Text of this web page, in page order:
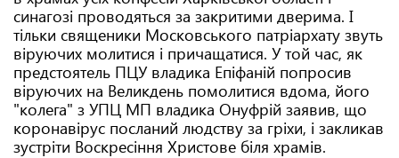
синагозі проводяться за закритими дверима. І
тільки священики Московського патріархату звуть
віруючих молитися і причащатися. У той час, як
предстоятель ПЦУ владика Епіфаній попросив
віруючих на Великдень помолитися вдома, його
"колега" з УПЦ МП владика Онуфрій заявив, що
коронавірус посланий людству за гріхи, і закликав
зустріти Воскресіння Христове біля храмів.